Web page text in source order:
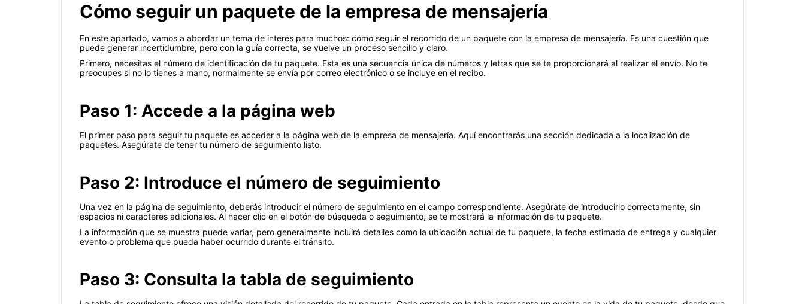
Cómo seguir un paquete de la empresa de mensajería
En este apartado, vamos a abordar un tema de interés para muchos: cómo seguir el recorrido de un paquete con la empresa de mensajería. Es una cuestión que
puede generar incertidumbre, pero con la guía correcta, se vuelve un proceso sencillo y claro.
Primero, necesitas el número de identificación de tu paquete. Esta es una secuencia única de números y letras que se te proporcionará al realizar el envío. No te
preocupes si no lo tienes a mano, normalmente se envía por correo electrónico o se incluye en el recibo.
Paso 1: Accede a la página web
El primer paso para seguir tu paquete es acceder a la página web de la empresa de mensajería. Aquí encontrarás una sección dedicada a la localización de
paquetes. Asegúrate de tener tu número de seguimiento listo.
Paso 2: Introduce el número de seguimiento
Una vez en la página de seguimiento, deberás introducir el número de seguimiento en el campo correspondiente. Asegúrate de introducirlo correctamente, sin
espacios ni caracteres adicionales. Al hacer clic en el botón de búsqueda o seguimiento, se te mostrará la información de tu paquete.
La información que se muestra puede variar, pero generalmente incluirá detalles como la ubicación actual de tu paquete, la fecha estimada de entrega y cualquier
evento o problema que pueda haber ocurrido durante el tránsito.
Paso 3: Consulta la tabla de seguimiento